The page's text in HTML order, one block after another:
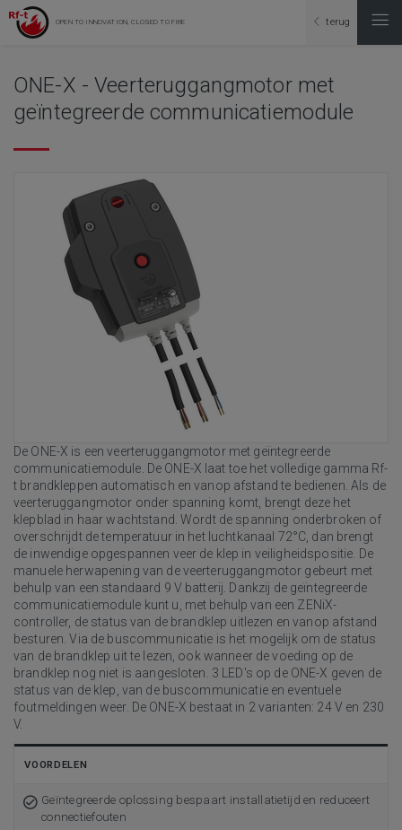
OPEN TO INNOVATION, CLOSED TO FIRE terug
ONE-X - Veerteruggangmotor met
geïntegreerde communicatiemodule
De ONE-X is een veerteruggangmotor met geïntegreerde
communicatiemodule. De ONE-X laat toe het volledige gamma Rf-
t brandkleppen automatisch en vanop afstand te bedienen. Als de
veerteruggangmotor onder spanning komt, brengt deze het
klepblad in haar wachtstand. Wordt de spanning onderbroken of
overschrijdt de temperatuur in het luchtkanaal 72°C, dan brengt
de inwendige opgespannen veer de klep in veiligheidspositie. De
manuele herwapening van de veerteruggangmotor gebeurt met
behulp van een standaard 9 V batterij. Dankzij de geïntegreerde
communicatiemodule kunt u, met behulp van een ZENiX-
controller, de status van de brandklep uitlezen en vanop afstand
besturen. Via de buscommunicatie is het mogelijk om de status
van de brandklep uit te lezen, ook wanneer de voeding op de
brandklep nog niet is aangesloten. 3 LED's op de ONE-X geven de
status van de klep, van de buscommunicatie en eventuele
foutmeldingen weer. De ONE-X bestaat in 2 varianten: 24 V en 230
V.
VOORDELEN
Geïntegreerde oplossing bespaart installatietijd en reduceert
connectiefouten